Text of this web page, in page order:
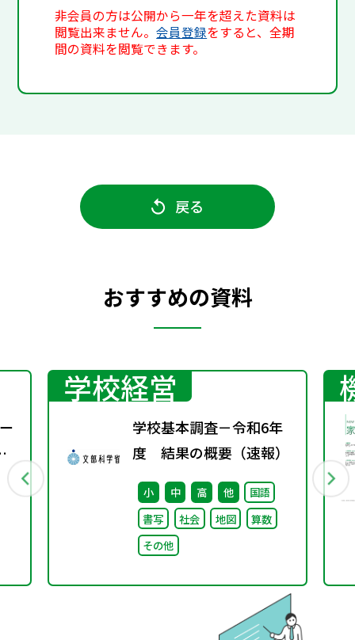
非会員の方は公開から一年を超えた資料は
閲覧出来ません。会員登録をすると、全期
間の資料を閲覧できます。
戻る
おすすめの資料
学校経営
学校基本調査－令和6年
度 結果の概要（速報）
小 中 高 他
国語
書写
社会 地図
算数
その他